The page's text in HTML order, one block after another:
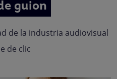
guion
de la industria audiovisual
de clic